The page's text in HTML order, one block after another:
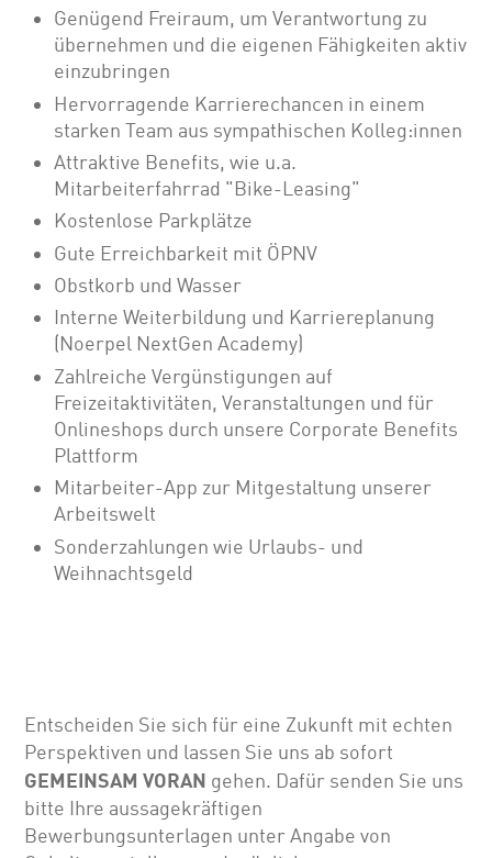
Genügend Freiraum, um Verantwortung zu
übernehmen und die eigenen Fähigkeiten aktiv
einzubringen
Hervorragende Karrierechancen in einem
starken Team aus sympathischen Kolleg:innen
Attraktive Benefits, wie u.a.
Mitarbeiterfahrrad "Bike-Leasing"
Kostenlose Parkplätze
Gute Erreichbarkeit mit ÖPNV
Obstkorb und Wasser
Interne Weiterbildung und Karriereplanung
(Noerpel NextGen Academy)
Zahlreiche Vergünstigungen auf
Freizeitaktivitäten, Veranstaltungen und für
Onlineshops durch unsere Corporate Benefits
Plattform
Mitarbeiter-App zur Mitgestaltung unserer
Arbeitswelt
Sonderzahlungen wie Urlaubs- und
Weihnachtsgeld
Entscheiden Sie sich für eine Zukunft mit echten
Perspektiven und lassen Sie uns ab sofort
GEMEINSAM VORAN gehen. Dafür senden Sie uns
bitte Ihre aussagekräftigen
Bewerbungsunterlagen unter Angabe von